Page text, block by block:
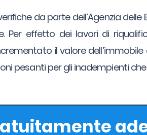
da parte dell’Agenzia
Per effetto dei lavori di
il valore
pesanti per gli inadempienti